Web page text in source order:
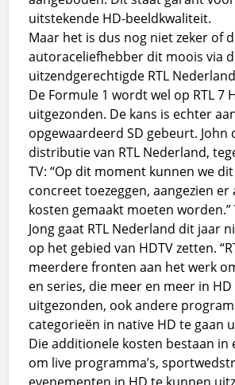
uitstekende HD-beeldkwaliteit.
Maar het is dus nog niet zeker of
autoraceliefhebber dit moois via
uitzendgerechtigde RTL
De Formule 1 wordt wel op RTL 7
uitgezonden. De kans is echter
opgewaardeerd SD gebeurt. John
distributie van RTL Nederland,
TV: “Op dit moment kunnen we
concreet toezeggen, aangezien
kosten gemaakt moeten worden.”
Jong gaat RTL Nederland dit jaar
op het gebied van HDTV zetten.
meerdere fronten aan het werk
en series, die meer en meer in
uitgezonden, ook andere
categorieën in native HD te gaan
Die additionele kosten bestaan in
om live programma’s,
evenementen in HD te kunnen